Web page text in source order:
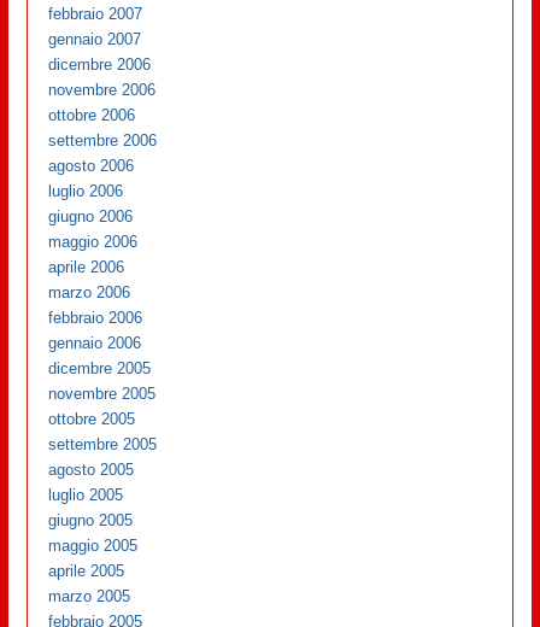
febbraio 2007
gennaio 2007
dicembre 2006
novembre 2006
ottobre 2006
settembre 2006
agosto 2006
luglio 2006
giugno 2006
maggio 2006
aprile 2006
marzo 2006
febbraio 2006
gennaio 2006
dicembre 2005
novembre 2005
ottobre 2005
settembre 2005
agosto 2005
luglio 2005
giugno 2005
maggio 2005
aprile 2005
marzo 2005
febbraio 2005